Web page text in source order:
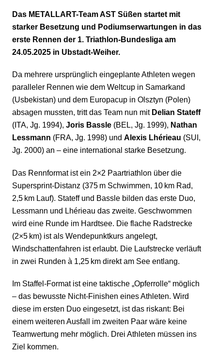
Das METALLART-Team AST Süßen startet mit
starker Besetzung und Podiumserwartungen in das
erste Rennen der 1. Triathlon-Bundesliga am
24.05.2025 in Ubstadt-Weiher.
Da mehrere ursprünglich eingeplante Athleten wegen
paralleler Rennen wie dem Weltcup in Samarkand
(Usbekistan) und dem Europacup in Olsztyn (Polen)
absagen mussten, tritt das Team nun mit Delian Stateff
(ITA, Jg. 1994), Joris Bassle (BEL, Jg. 1999), Nathan
Lessmann (FRA, Jg. 1998) und Alexis Lhérieau (SUI,
Jg. 2000) an – eine international starke Besetzung.
Das Rennformat ist ein 2×2 Paartriathlon über die
Supersprint-Distanz (375 m Schwimmen, 10 km Rad,
2,5 km Lauf). Stateff und Bassle bilden das erste Duo,
Lessmann und Lhérieau das zweite. Geschwommen
wird eine Runde im Hardtsee. Die flache Radstrecke
(2×5 km) ist als Wendepunktkurs angelegt,
Windschattenfahren ist erlaubt. Die Laufstrecke verläuft
in zwei Runden à 1,25 km direkt am See entlang.
Im Staffel-Format ist eine taktische „Opferrolle“ möglich
– das bewusste Nicht-Finishen eines Athleten. Wird
diese im ersten Duo eingesetzt, ist das riskant: Bei
einem weiteren Ausfall im zweiten Paar wäre keine
Teamwertung mehr möglich. Drei Athleten müssen ins
Ziel kommen.